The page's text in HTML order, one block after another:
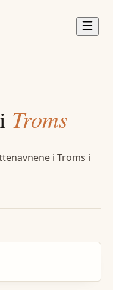
Troms
i Troms i